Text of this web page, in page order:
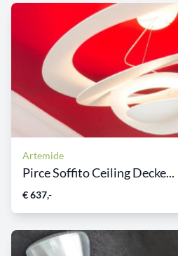
Artemide
Pirce Soffito Ceiling Decke...
€ 637,-